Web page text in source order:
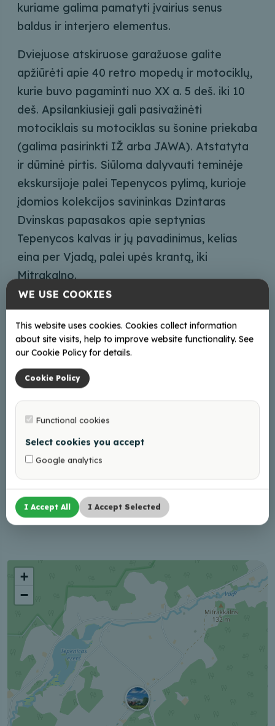
kuriame galima pamatyti įvairius senus
baldus ir interjero elementus.
Dviejuose atskiruose garažuose galite
apžiūrėti apie 40 retro mopedų ir motociklų,
kurie buvo pagaminti nuo XX a. 5 deš. iki 10
deš. Apsilankiusieji gali pasivažinėti
motociklais su motociklas su šonine priekaba
(galima pasirinkti IŽ arba JAWA). Atstatyta
ir dūminė pirtis. Siūloma dalyvauti teminėje
ekskursijoje palei Tepenycos pylimą, kurioje
įdomios kolekcijos savininkas Dzintaras
Dvinskas papasakos apie septynias
Tepenycos kalvas ir jų pavadinimus, kelias
eina per Vjadą, palei upės krantą, iki
Mitrakalno.
Adresas
Braukt
Kontaktai
retro73@inbox.lv
+37126446147
Internete
Facebook
+
−
WE USE COOKIES
This website uses cookies. Cookies collect information
about site visits, help to improve website functionality. See
our Cookie Policy for details.
Cookie Policy
Functional cookies
Select cookies you accept
Google analytics
I Accept All I Accept Selected